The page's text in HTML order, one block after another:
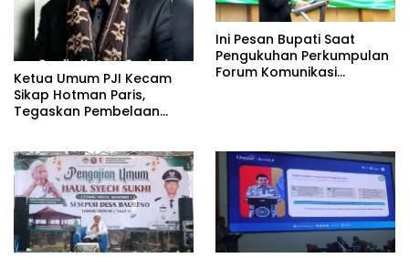
Ketua Umum PJI Kecam
Sikap Hotman Paris,
Tegaskan Pembelaan
Ini Pesan Bupati Saat
Pengukuhan Perkumpulan
Forum Komunikasi